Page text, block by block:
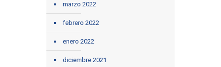
marzo 2022
febrero 2022
enero 2022
diciembre 2021